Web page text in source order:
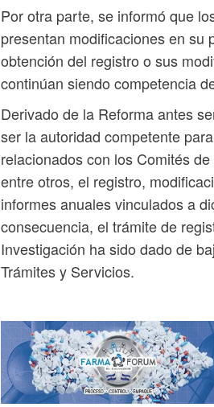
Por otra parte, se informó que
presentan modificaciones en su
obtención del registro o sus
continúan siendo competencia
Derivado de la Reforma antes
ser la autoridad competente
relacionados con los Comités
entre otros, el registro,
informes anuales vinculados a
consecuencia, el trámite de
Investigación ha sido dado de
Trámites y Servicios.